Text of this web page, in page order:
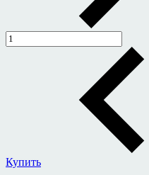
Купить